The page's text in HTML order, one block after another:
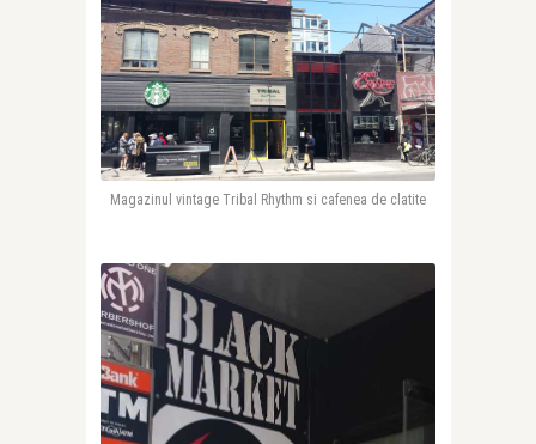
Magazinul vintage Tribal Rhythm si cafenea de clatite